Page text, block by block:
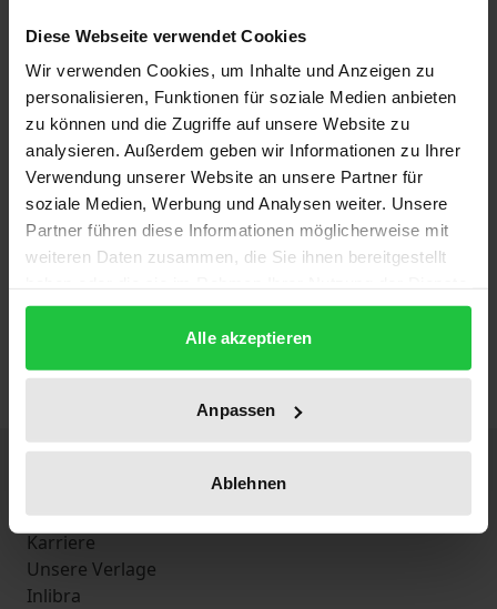
Diese Webseite verwendet Cookies
Wir verwenden Cookies, um Inhalte und Anzeigen zu
personalisieren, Funktionen für soziale Medien anbieten
zu können und die Zugriffe auf unsere Website zu
analysieren. Außerdem geben wir Informationen zu Ihrer
Verwendung unserer Website an unsere Partner für
soziale Medien, Werbung und Analysen weiter. Unsere
Partner führen diese Informationen möglicherweise mit
weiteren Daten zusammen, die Sie ihnen bereitgestellt
gesammelt haben.
Alle akzeptieren
Anpassen
Ablehnen
Der Preis dieses Titels richtet sich nach der
Hampp, 2. Auflage 2022
44,00 €
inkl. MwSt.
Zur Auswahl
Über Nomos
Nomos Verlagsgesellschaft
Presseservice
Karriere
Unsere Verlage
Inlibra